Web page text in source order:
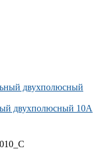
двухполюсный 10А